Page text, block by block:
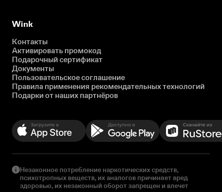
Wink
Контакты
Активировать промокод
Подарочный сертификат
Документы
Пользовательское соглашение
Правила применения рекомендательных технологий
Подарки от наших партнёров
Незаконное потребление наркотических средств,
психотропных веществ, их аналогов причиняет вред
здоровью, их незаконный оборот запрещен и влечет